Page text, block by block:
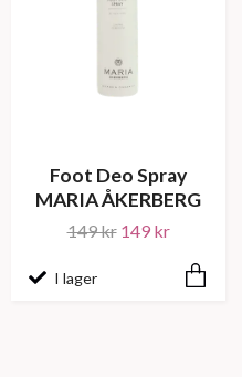
Foot Deo Spray
MARIA ÅKERBERG
149 kr 149 kr
I lager